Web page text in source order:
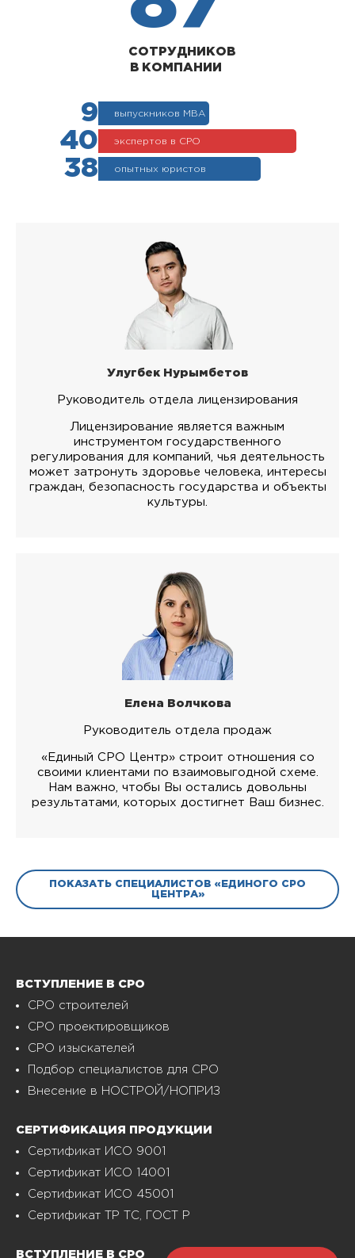
СОТРУДНИКОВ
В КОМПАНИИ
9 выпускников МВА
40 экспертов в СРО
38 опытных юристов
Улугбек Нурымбетов
Руководитель отдела лицензирования
Лицензирование является важным
инструментом государственного
регулирования для компаний, чья деятельность
может затронуть здоровье человека, интересы
граждан, безопасность государства и объекты
культуры.
Елена Волчкова
Руководитель отдела продаж
«Единый СРО Центр» строит отношения со
своими клиентами по взаимовыгодной схеме.
Нам важно, чтобы Вы остались довольны
результатами, которых достигнет Ваш бизнес.
ПОКАЗАТЬ СПЕЦИАЛИСТОВ «ЕДИНОГО СРО
ЦЕНТРА»
ВСТУПЛЕНИЕ В СРО
СРО строителей
СРО проектировщиков
СРО изыскателей
Подбор специалистов для СРО
Внесение в НОСТРОЙ/НОПРИЗ
СЕРТИФИКАЦИЯ ПРОДУКЦИИ
Сертификат ИСО 9001
Сертификат ИСО 14001
Сертификат ИСО 45001
Сертификат ТР ТС, ГОСТ Р
ВСТУПЛЕНИЕ В СРО